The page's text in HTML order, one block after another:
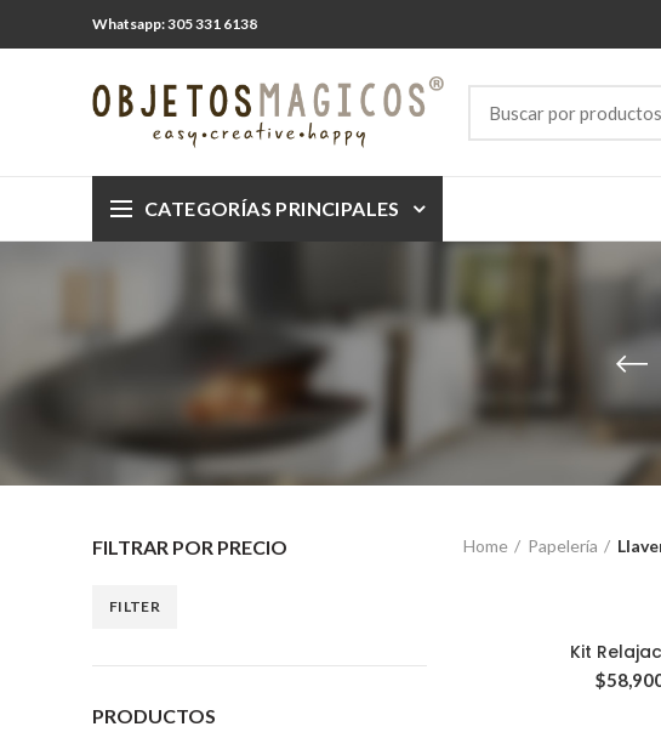
Whatsapp: 305 331 6138
CATEGORÍAS PRINCIPALES
FILTRAR POR PRECIO
FILTER
PRODUCTOS
Home Papelería
Kit
$